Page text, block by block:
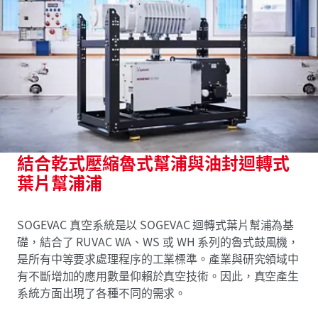
結合乾式壓縮魯式幫浦與油封迴轉式
葉片幫浦浦
SOGEVAC 真空系統是以 SOGEVAC 迴轉式葉片幫浦為基
礎，結合了 RUVAC WA、WS 或 WH 系列的魯式鼓風機，
是所有中等要求處理程序的工業標準。產業與研究領域中
有不斷增加的應用數量仰賴於真空技術。因此，真空產生
系統方面出現了各種不同的需求。